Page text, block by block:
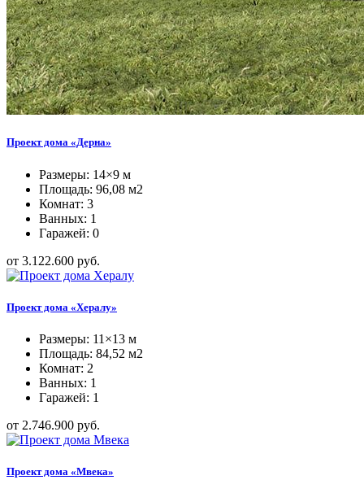
Проект дома «Дерна»
Размеры: 14×9 м
Площадь: 96,08 м2
Комнат: 3
Ванных: 1
Гаражей: 0
от 3.122.600 руб.
Проект дома «Хералу»
Размеры: 11×13 м
Площадь: 84,52 м2
Комнат: 2
Ванных: 1
Гаражей: 1
от 2.746.900 руб.
Проект дома «Мвека»